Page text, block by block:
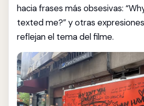
hacia frases más obsesivas:
texted me?” y otras
reflejan el tema del filme.